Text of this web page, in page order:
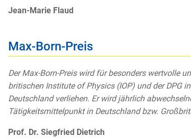
Jean-Marie Flaud
Max-Born-Preis
Der Max-Born-Preis wird für besonders wertvolle
britischen Institute of Physics (IOP) und der DPG
Deutschland verliehen. Er wird jährlich
Tätigkeitsmittelpunkt in Deutschland bzw.
Prof. Dr. Siegfried Dietrich